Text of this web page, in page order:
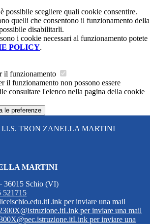
possibile scegliere quali cookie consentire.
quelli che consentono il funzionamento della
disabilitarli.
i cookie necessari al funzionamento potete
POLICY.
il funzionamento
il funzionamento non possono essere
consultare l'elenco nella pagina della cookie
le preferenze
I.I.S. TRON ZANELLA MARTINI
MARTINI
36015 Schio (VI)
521715
Link per inviare una mail
Link per inviare una mail
Link per inviare una